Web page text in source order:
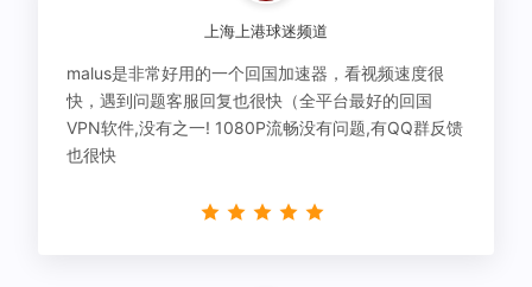
上海上港球迷频道
malus是非常好用的一个回国加速器，看视频速度很
快，遇到问题客服回复也很快（全平台最好的回国
VPN软件,没有之一! 1080P流畅没有问题,有QQ群反馈
也很快